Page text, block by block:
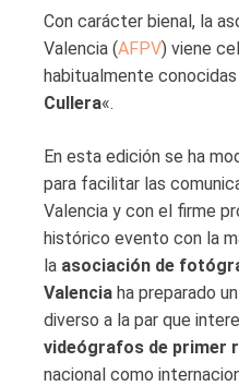
Con carácter bienal, la
Valencia (AFPV) viene
habitualmente
Cullera«.
En esta edición se ha
para facilitar las
Valencia y con el firme
histórico evento con la
la asociación de
Valencia ha preparado un
diverso a la par que
videógrafos de primer
nacional como